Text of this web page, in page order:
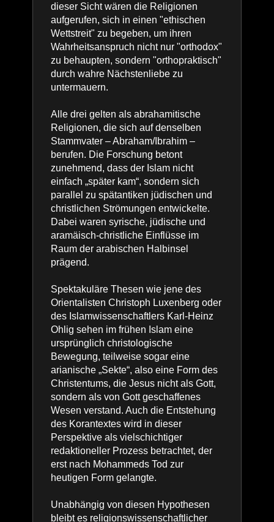
dieser Sicht wären die Religionen
aufgerufen, sich in einen "ethischen
Wettstreit" zu begeben, um ihren
Wahrheitsanspruch nicht nur "orthodox"
zu behaupten, sondern "orthopraktisch"
durch wahre Nächstenliebe zu
untermauern.
Alle drei gelten als abrahamitische
Religionen, die sich auf denselben
Stammvater – Abraham/Ibrahim –
berufen. Die Forschung betont
zunehmend, dass der Islam nicht
einfach „später kam“, sondern sich
parallel zu spätantiken jüdischen und
christlichen Strömungen entwickelte.
Dabei waren syrische, jüdische und
aramäisch-christliche Einflüsse im
Raum der arabischen Halbinsel
prägend.
Spektakuläre Thesen wie jene des
Orientalisten Christoph Luxenberg oder
des Islamwissenschaftlers Karl-Heinz
Ohlig sehen im frühen Islam eine
ursprünglich christologische
Bewegung, teilweise sogar eine
arianische „Sekte“, also eine Form des
Christentums, die Jesus nicht als Gott,
sondern als von Gott geschaffenes
Wesen verstand. Auch die Entstehung
des Korantextes wird in dieser
Perspektive als vielschichtiger
redaktioneller Prozess betrachtet, der
erst nach Mohammeds Tod zur
heutigen Form gelangte.
Unabhängig von diesen Hypothesen
bleibt es religionswissenschaftlicher